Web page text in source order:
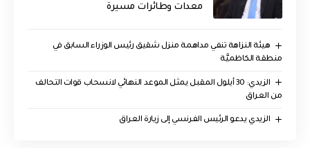
معدات وطائرات مسيرة
هيئة النزاهة تنفي مداهمة منزل شقيق رئيس الوزراء السابق في
منطقة الكاظميَّة
الزيدي: 30 أيلول المقبل يمثل الموعد النهائي لانسحاب قوات التحالف
من العراق
الزيدي يدعو الرئيس الفرنسي إلى زيارة العراق